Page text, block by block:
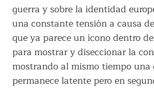
guerra y sobre la identidad
una constante tensión a causa
que ya parece un ícono dentro
para mostrar y diseccionar la
mostrando al mismo tiempo
permanece latente pero en